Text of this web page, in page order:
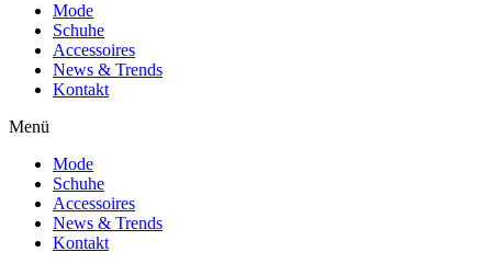
Mode
Schuhe
Accessoires
News & Trends
Kontakt
Menü
Mode
Schuhe
Accessoires
News & Trends
Kontakt